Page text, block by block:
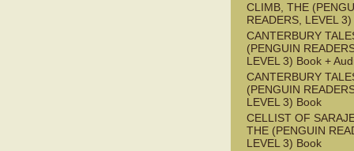
CLIMB, THE
READERS, LEVEL
CANTERBURY
(PENGUIN
LEVEL 3) Book +
CANTERBURY
(PENGUIN
LEVEL 3) Book
CELLIST OF
THE (PENGUIN
LEVEL 3) Book